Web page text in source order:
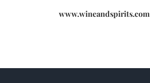
www.wineandspirits.com